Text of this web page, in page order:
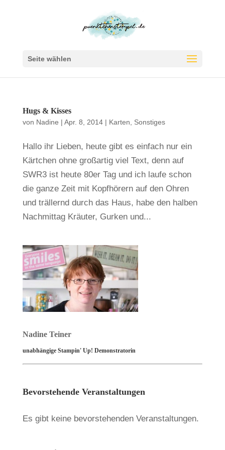
Seite wählen
Hugs & Kisses
von Nadine | Apr. 8, 2014| Karten Sonstiges
Hallo ihr Lieben, heute gibt es einfach nur ein
Kärtchen ohne großartig viel Text, denn auf
SWR3 ist heute 80er Tag und ich laufe schon
die ganze Zeit mit Kopfhörern auf den Ohren
und trällernd durch das Haus, habe den halben
Nachmittag Kräuter, Gurken und...
Nadine Teiner
unabhängige Stampin' Up! Demonstratorin
Bevorstehende Veranstaltungen
Es gibt keine bevorstehenden Veranstaltungen.